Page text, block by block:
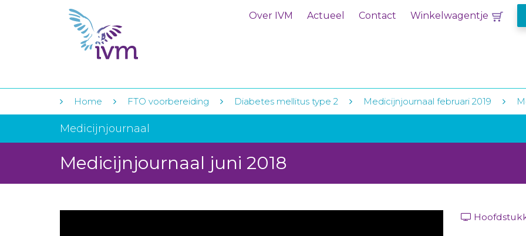
Over IVM Actueel Contact Winkelwagentje
Home FTO voorbereiding Diabetes mellitus type 2 Medicijnjournaal februari 2019
Medicijnjournaal
Medicijnjournaal juni 2018